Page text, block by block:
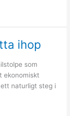
ihop
som
ekonomiskt
naturligt steg i